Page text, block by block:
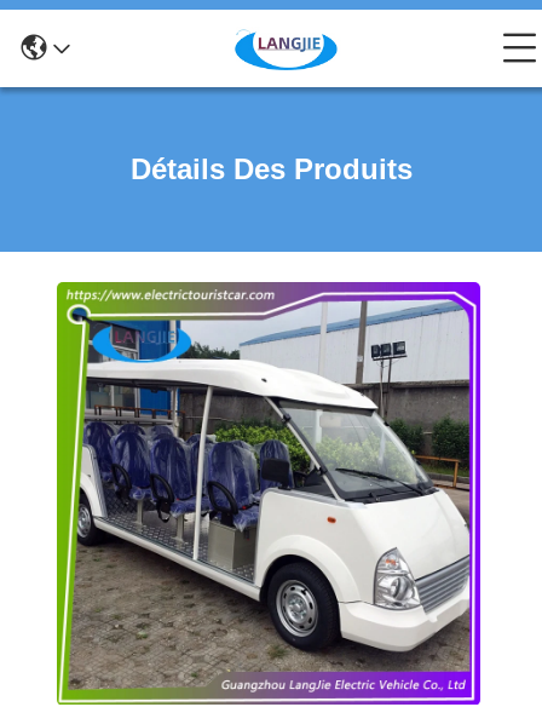
Détails Des Produits